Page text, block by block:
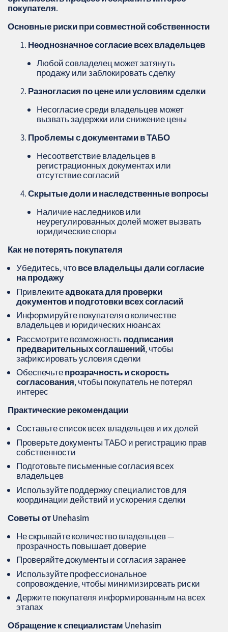
покупателя.
Основные риски при совместной собственности
Неоднозначное согласие всех владельцев
Любой совладелец может затянуть
продажу или заблокировать сделку
Разногласия по цене или условиям сделки
Несогласие среди владельцев может
вызвать задержки или снижение цены
Проблемы с документами в ТАБО
Несоответствие владельцев в
регистрационных документах или
отсутствие согласий
Скрытые доли и наследственные вопросы
Наличие наследников или
неурегулированных долей может вызвать
юридические споры
Как не потерять покупателя
Убедитесь, чтовсе владельцы дали согласие
на продажу
Привлекитеадвоката для проверки
документов и подготовки всех согласий
Информируйте покупателя о количестве
владельцев и юридических нюансах
Рассмотрите возможность подписания
предварительных соглашений, чтобы
зафиксировать условия сделки
Обеспечьтепрозрачность и скорость
согласования, чтобы покупатель не потерял
интерес
Практические рекомендации
Составьте список всех владельцев и их долей
Проверьте документы ТАБО и регистрацию прав
собственности
Подготовьте письменные согласия всех
владельцев
Используйте поддержку специалистов для
координации действий и ускорения сделки
Советы от Unehasim
Не скрывайте количество владельцев —
прозрачность повышает доверие
Проверяйте документы и согласия заранее
Используйте профессиональное
сопровождение, чтобы минимизировать риски
Держите покупателя информированным на всех
этапах
Обращение к специалистам Unehasim